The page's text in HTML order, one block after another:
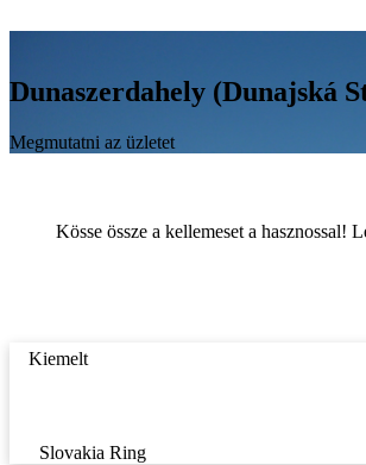
Dunaszerdahely (Dunajská
Megmutatni az üzletet
Kösse össze a kellemeset a hasznossal!
Kiemelt
Slovakia Ring